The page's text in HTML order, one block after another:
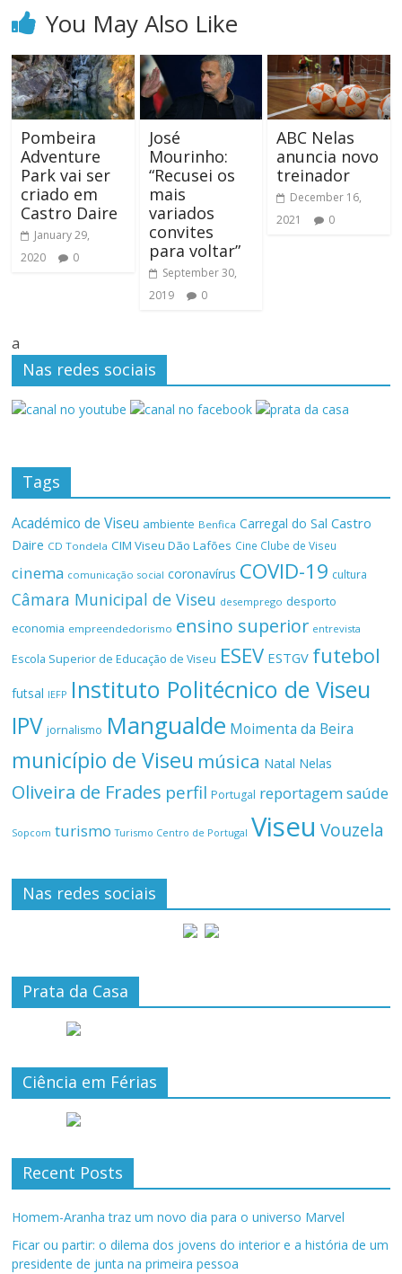
You May Also Like
Pombeira
Adventure
Park vai ser
criado em
Castro Daire
January 29,
2020
0
José
Mourinho:
“Recusei os
mais
variados
convites
para voltar”
September 30,
2019
0
ABC Nelas
anuncia novo
treinador
December 16,
2021
0
a
Nas redes sociais
Tags
Académico de Viseu ambiente Benfica Carregal do Sal Castro
Daire CD Tondela CIM Viseu Dão Lafões Cine Clube de Viseu
cinema comunicação social coronavírus COVID-19 cultura
Câmara Municipal de Viseu desemprego desporto
economia empreendedorismo ensino superior entrevista
Escola Superior de Educação de Viseu ESEV ESTGV futebol
futsal IEFP Instituto Politécnico de Viseu
IPV jornalismo Mangualde Moimenta da Beira
município de Viseu música Natal Nelas
Oliveira de Frades perfil Portugal reportagemsaúde
Sopcom turismo Turismo Centro de Portugal Viseu Vouzela
Nas redes sociais
Prata da Casa
Ciência em Férias
Recent Posts
Homem-Aranha traz um novo dia para o universo Marvel
Ficar ou partir: o dilema dos jovens do interior e a história de um
presidente de junta na primeira pessoa